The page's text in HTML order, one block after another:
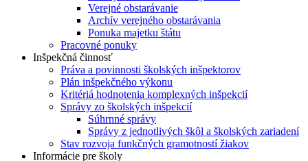
Verejné obstarávanie
Archív verejného obstarávania
Ponuka majetku štátu
Pracovné ponuky
Inšpekčná činnosť
Práva a povinnosti školských inšpektorov
Plán inšpekčného výkonu
Kritériá hodnotenia komplexných inšpekcií
Správy zo školských inšpekcií
Súhrnné správy
Správy z jednotlivých škôl a školských zariadení
Stav rozvoja funkčných gramotností žiakov
Informácie pre školy